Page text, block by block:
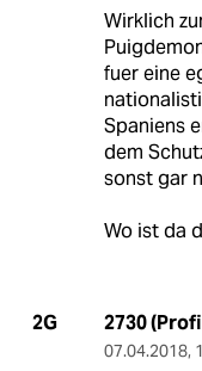
Wirklich
fuer eine
Spaniens
dem
sonst gar
Wo ist da
2G 2730
07.04.2018,